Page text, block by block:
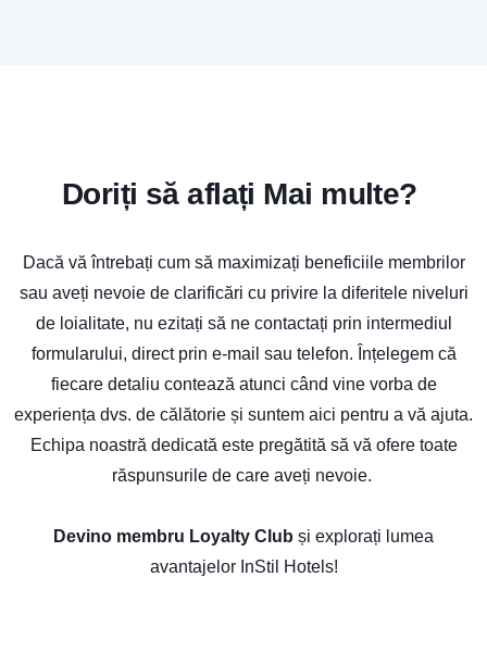
Doriți să aflați Mai multe?
Dacă vă întrebați cum să maximizați beneficiile membrilor
sau aveți nevoie de clarificări cu privire la diferitele niveluri
de loialitate, nu ezitați să ne contactați prin intermediul
formularului, direct prin e-mail sau telefon. Înțelegem că
fiecare detaliu contează atunci când vine vorba de
experiența dvs. de călătorie și suntem aici pentru a vă ajuta.
Echipa noastră dedicată este pregătită să vă ofere toate
răspunsurile de care aveți nevoie.
Devino membru Loyalty Club și explorați lumea
avantajelor InStil Hotels!